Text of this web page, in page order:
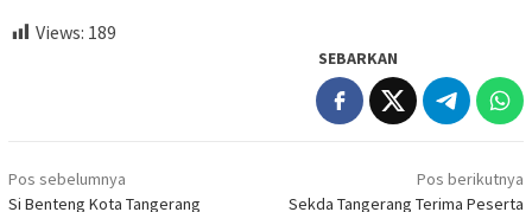
Views: 189
SEBARKAN
Navigasi
pos
Pos sebelumnya
Si Benteng Kota Tangerang
Pos berikutnya
Sekda Tangerang Terima Peserta